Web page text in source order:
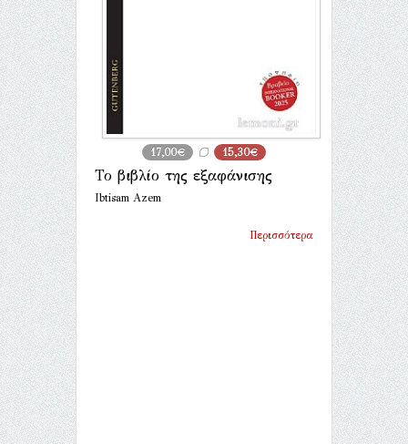
17,00€ 15,30€
Το βιβλίο της εξαφάνισης
Ibtisam Azem
Περισσότερα